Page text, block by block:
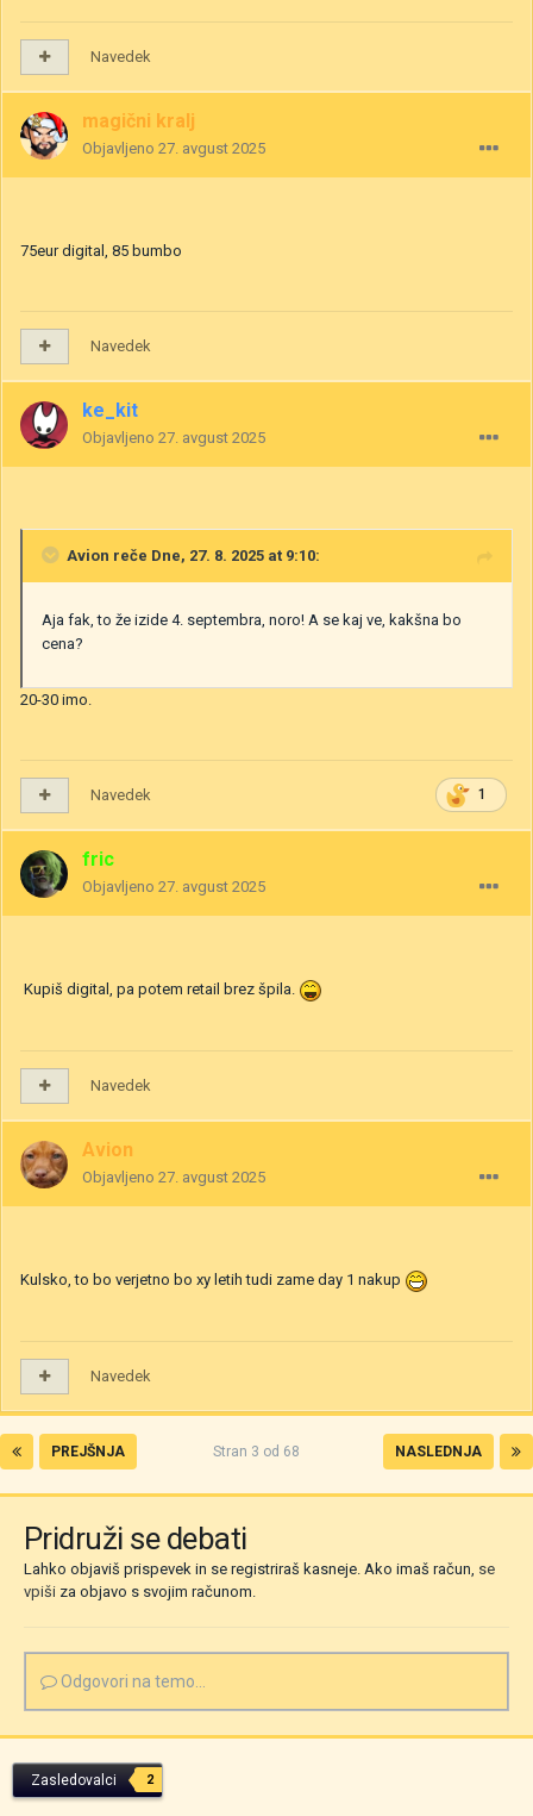
Navedek
magični kralj
Objavljeno 27. avgust 2025
75eur digital, 85 bumbo
Navedek
ke_kit
Objavljeno 27. avgust 2025
Avion reče Dne, 27. 8. 2025 at 9:10:
Aja fak, to že izide 4. septembra, noro! A se kaj ve, kakšna bo
cena?
20-30 imo.
1
Navedek
fric
Objavljeno 27. avgust 2025
Kupiš digital, pa potem retail brez špila.
Navedek
Avion
Objavljeno 27. avgust 2025
Kulsko, to bo verjetno bo xy letih tudi zame day 1 nakup
Navedek
PREJŠNJA NASLEDNJA
Stran 3 od 68
Pridruži se debati
Lahko objaviš prispevek in se registriraš kasneje. Ako imaš račun, se
vpiši za objavo s svojim računom.
Odgovori na temo...
Zasledovalci 2